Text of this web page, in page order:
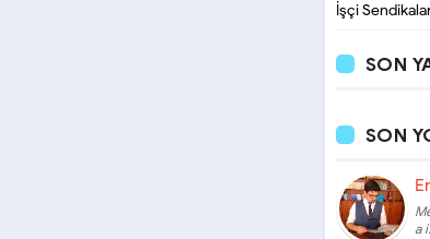
İşçi
SON
SON
a